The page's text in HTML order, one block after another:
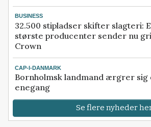
BUSINESS
32.500 stipladser skifter slagteri:
største producenter sender nu
Crown
CAP-I-DANMARK
Bornholmsk landmand ærgrer sig
enegang
Se flere nyheder